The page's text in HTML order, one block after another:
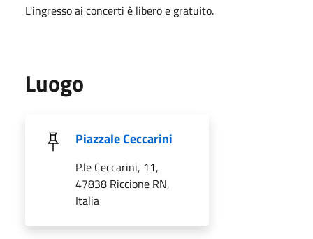
L'ingresso ai concerti è libero e gratuito.
Luogo
Piazzale Ceccarini
P.le Ceccarini, 11,
47838 Riccione RN,
Italia